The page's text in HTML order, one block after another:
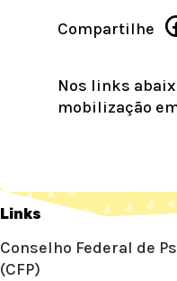
Compartilhe
Nos links
mobilização
Links
Conselho Federal de
(CFP)